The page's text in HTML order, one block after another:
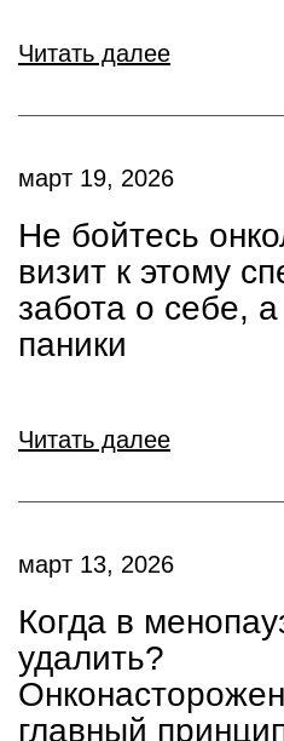
Читать далее
март 19, 2026
Не бойтесь
визит к этому
забота о себе,
паники
Читать далее
март 13, 2026
Когда в
удалить?
главный